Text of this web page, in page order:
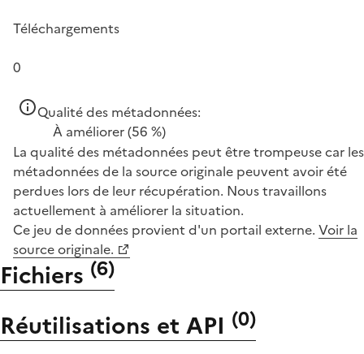
Téléchargements
0
Qualité des métadonnées:
À améliorer(56 %)
La qualité des métadonnées peut être trompeuse car les
métadonnées de la source originale peuvent avoir été
perdues lors de leur récupération. Nous travaillons
actuellement à améliorer la situation.
Ce jeu de données provient d'un portail externe. Voir la
source originale.
Fichiers (6)
Réutilisations et API (0)